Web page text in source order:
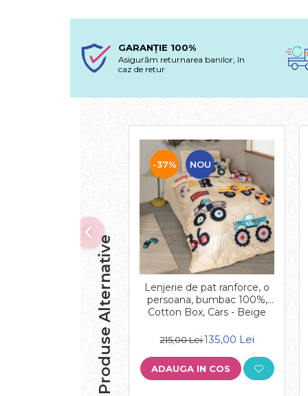
GARANȚIE 100%
Asigurăm returnarea banilor, în
caz de retur
Produse Alternative
-37% NOU
Lenjerie de pat ranforce, o
persoana, bumbac 100%,
Cotton Box, Cars - Beige
215,00 Lei135,00 Lei
ADAUGA IN COS